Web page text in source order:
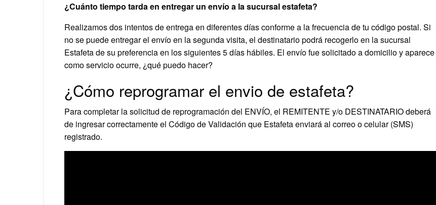
¿Cuánto tiempo tarda en entregar un envío a la sucursal estafeta?
Realizamos dos intentos de entrega en diferentes días conforme a la frecuencia de tu código postal. Si
no se puede entregar el envío en la segunda visita, el destinatario podrá recogerlo en la sucursal
Estafeta de su preferencia en los siguientes 5 días hábiles. El envío fue solicitado a domicilio y aparece
como servicio ocurre, ¿qué puedo hacer?
¿Cómo reprogramar el envio de estafeta?
Para completar la solicitud de reprogramación del ENVÍO, el REMITENTE y/o DESTINATARIO deberá
de ingresar correctamente el Código de Validación que Estafeta enviará al correo o celular (SMS)
registrado.